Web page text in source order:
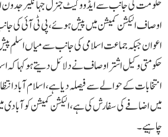
حکومت کی جانب سے ایڈووکیٹ جنرل جہانگیرجدون
اوصاف الیکشن کمیشن میں پیش ہوئے، پی ٹی آئی کی
اعوان جبکہ جماعت اسلامی کی جانب سے میاں اسلم
حکومتی وکیل اشتر اوصاف نے دلائل دیتے ہوکہا کہ
انتخابات کے حوالے سے فیصلہ دیا ہے، اسلام آباد
میں اضافے کی سفارش کی ہے، الیکشن کمیشن کو آبادی
چاہیے۔